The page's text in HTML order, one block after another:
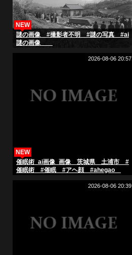
謎の画像 #撮影者不明 #謎の写真 #ai
謎の画像
NEW
催眠術_ai画像_画像 茨城県 土浦市 #
催眠術 #催眠 #アヘ顔 #ahegao
NEW
2026-08-06 20:57
2026-08-06 20:39